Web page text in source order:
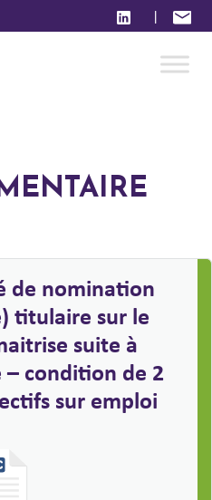
|
de nomination
titulaire sur le
suite à
condition de 2
sur emploi